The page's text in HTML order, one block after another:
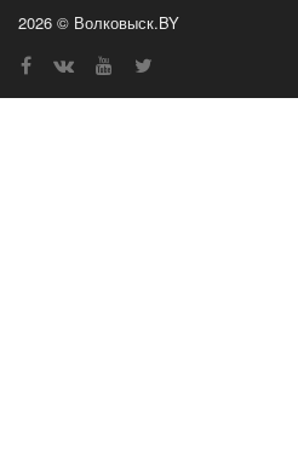
2026 © Волковыск.BY